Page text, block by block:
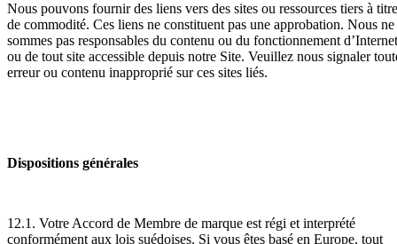
Nous pouvons fournir des liens vers des sites ou ressources tiers à titre
de commodité. Ces liens ne constituent pas une approbation. Nous ne
sommes pas responsables du contenu ou du fonctionnement d’Internet
ou de tout site accessible depuis notre Site. Veuillez nous signaler
erreur ou contenu inapproprié sur ces sites liés.
Dispositions générales
12.1. Votre Accord de Membre de marque est régi et interprété
conformément aux lois suédoises. Si vous êtes basé en Europe, tout